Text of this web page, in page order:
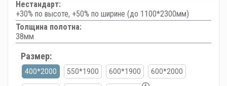
Нестандарт:
+30% по высоте, +50% по ширине (до 1100*2300мм)
Толщина полотна:
38мм
Размер:
400*2000 550*1900 600*1900 600*2000